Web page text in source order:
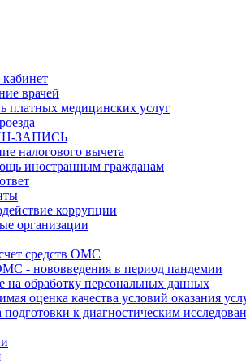
врачей
платных медицинских услуг
ЗАПИСЬ
налогового вычета
иностранным гражданам
коррупции
организации
средств ОМС
- нововведения в период пандемии
на обработку персональных данных
оценка качества условий оказания
к диагностическим